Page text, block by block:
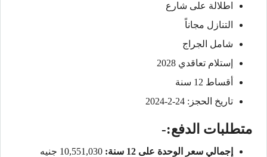
اطلالة على شارع
التنازل مجاناً
شامل الجراج
إستلام تعاقدي 2028
أقساط 12 سنة
تاريخ الحجز: 24-2-2024
متطلبات الدفع:-
إجمالي سعر الوحدة على 12 سنة: